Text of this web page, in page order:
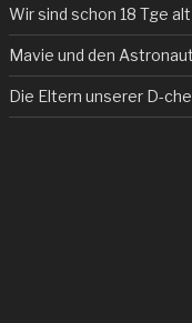
Wir sind schon 18 Tge alt
Mavie und den
Die Eltern unserer D-